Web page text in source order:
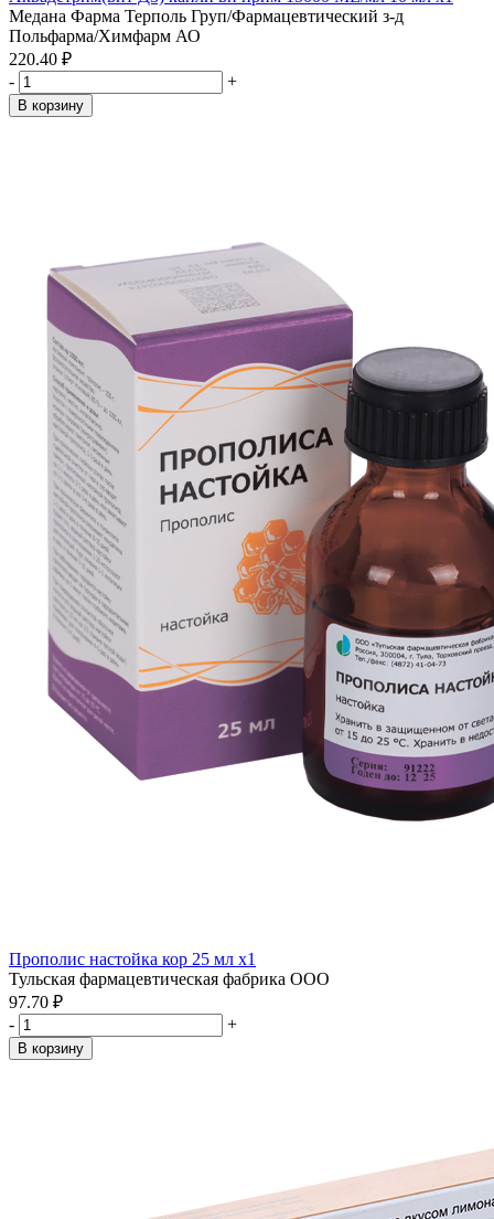
Медана Фарма Терполь Груп/Фармацевтический з-д
Польфарма/Химфарм АО
220.40 ₽
-
+
В корзину
Прополис настойка кор 25 мл x1
Тульская фармацевтическая фабрика ООО
97.70 ₽
-
+
В корзину